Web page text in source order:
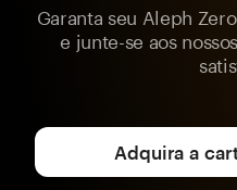
Garanta seu Aleph
e junte-se aos
Adquira a